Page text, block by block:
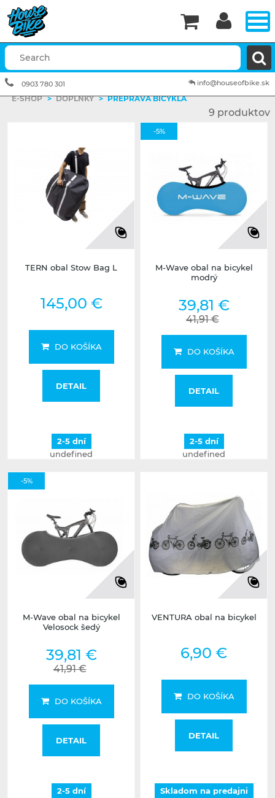
E-SHOP > DOPLNKY > PREPRAVA BICYKLA
9 produktov
TERN obal Stow Bag L
145,00 €
DO KOŠÍKA
DETAIL
2-5 dní
undefined
-5%
M-Wave obal na bicykel
modrý
39,81 €
41,91 €
DO KOŠÍKA
DETAIL
2-5 dní
undefined
-5%
M-Wave obal na bicykel
Velosock šedý
39,81 €
41,91 €
DO KOŠÍKA
DETAIL
2-5 dní
VENTURA obal na bicykel
6,90 €
DO KOŠÍKA
DETAIL
Skladom na predajni


info@houseofbike.sk
0903 780 301